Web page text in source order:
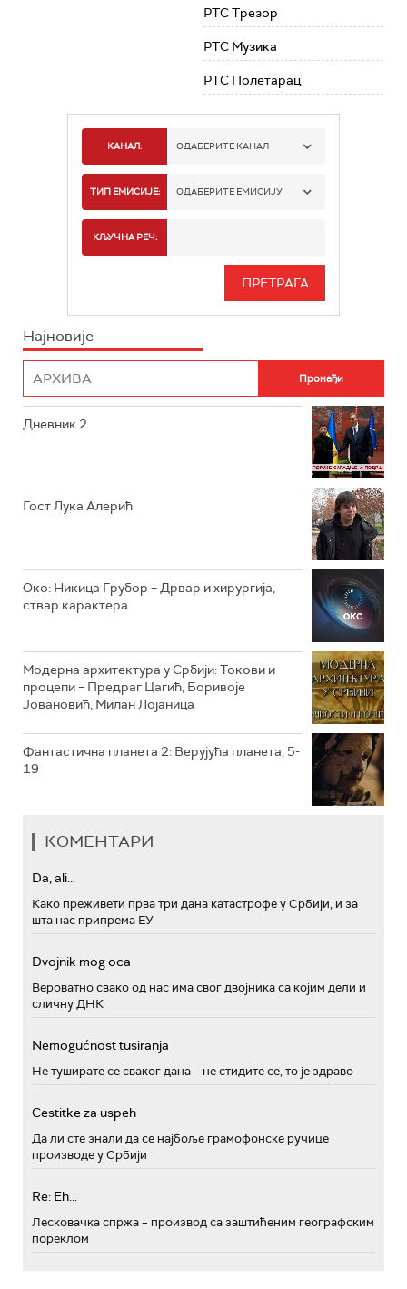
РТС Трезор
РТС Музика
РТС Полетарац
КАНАЛ: ОДАБЕРИТЕ КАНАЛ
РТС 1
РТС 3
ТИП ЕМИСИЈЕ: ОДАБЕРИТЕ ЕМИСИЈУ
ИНФО
КЉУЧНА РЕЧ:
Најновије
Дневник 2
Гост Лука Алерић
Око: Никица Грубор – Дрвар и хирургија,
ствар карактера
Модерна архитектура у Србији: Токови и
процепи – Предраг Цагић, Боривоје
Јовановић, Милан Лојаница
Фантастична планета 2: Верујућа планета, 5-
19
КОМЕНТАРИ
Da, ali...
Како преживети прва три дана катастрофе у Србији, и за
шта нас припрема ЕУ
Dvojnik mog oca
Вероватно свако од нас има свог двојника са којим дели и
сличну ДНК
Nemogućnost tusiranja
Не туширате се сваког дана – не стидите се, то је здраво
Cestitke za uspeh
Да ли сте знали да се најбоље грамофонске ручице
производе у Србији
Re: Eh...
Лесковачка спржа – производ са заштићеним географским
пореклом